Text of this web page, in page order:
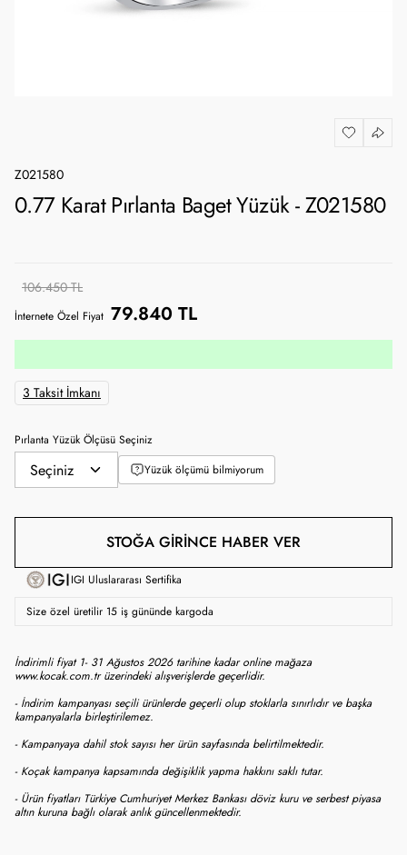
Z021580
0.77 Karat Pırlanta Baget Yüzük - Z021580
106.450 TL
İnternete Özel Fiyat 79.840 TL
3 Taksit İmkanı
Pırlanta Yüzük Ölçüsü Seçiniz
Yüzük ölçümü bilmiyorum
STOĞA GIRINCE HABER VER
IGI Uluslararası Sertifika
Size özel üretilir 15 iş gününde kargoda
İndirimli fiyat 1- 31 Ağustos 2026 tarihine kadar online mağaza
www.kocak.com.tr üzerindeki alışverişlerde geçerlidir.
- İndirim kampanyası seçili ürünlerde geçerli olup stoklarla sınırlıdır ve başka
kampanyalarla birleştirilemez.
- Kampanyaya dahil stok sayısı her ürün sayfasında belirtilmektedir.
- Koçak kampanya kapsamında değişiklik yapma hakkını saklı tutar.
- Ürün fiyatları Türkiye Cumhuriyet Merkez Bankası döviz kuru ve serbest piyasa
altın kuruna bağlı olarak anlık güncellenmektedir.